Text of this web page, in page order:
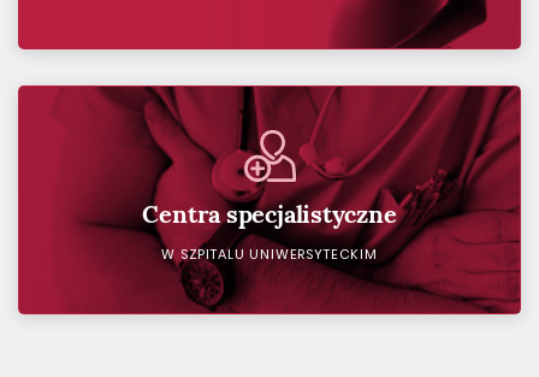
Centra specjalistyczne
W SZPITALU UNIWERSYTECKIM